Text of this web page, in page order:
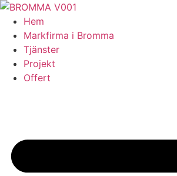
Skip
content
Hem
Markfirma i Bromma
Tjänster
Projekt
Offert